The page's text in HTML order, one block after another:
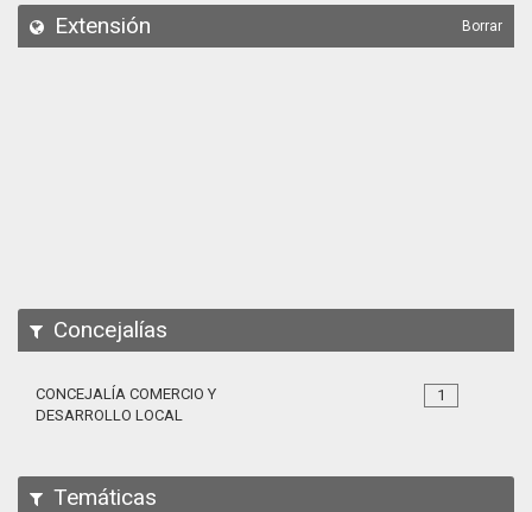
API
Extensión Borrar
Concejalías
1
CONCEJALÍA COMERCIO Y
DESARROLLO LOCAL
Temáticas